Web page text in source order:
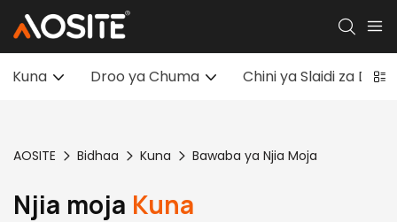
Kuna Droo ya Chuma Chini ya Slaidi za Droo
AOSITE Bidhaa Kuna Bawaba ya Njia Moja
Njia moja Kuna